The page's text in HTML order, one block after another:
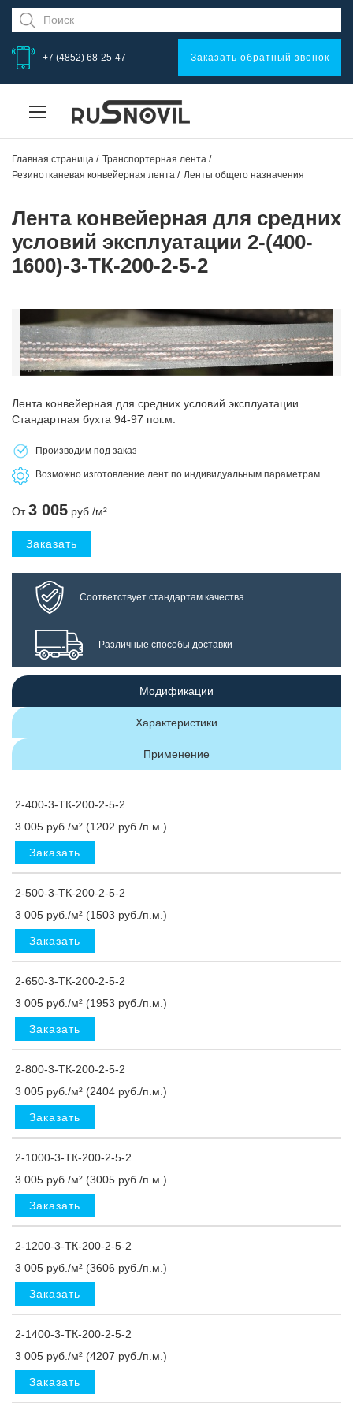
+7 (4852) 68-25-47 Заказать обратный звонок
Главная страница
Транспортерная лента
Резинотканевая конвейерная лента
Ленты общего назначения
Лента конвейерная для средних
условий эксплуатации 2-(400-
1600)-3-ТК-200-2-5-2
Лента конвейерная для средних условий эксплуатации.
Стандартная бухта 94-97 пог.м.
Производим под заказ
Возможно изготовление лент по индивидуальным параметрам
От3 005 руб./м²
Заказать
Соответствует стандартам качества
Различные способы доставки
Модификации
Характеристики
Применение
2-400-3-ТК-200-2-5-2
3 005 руб./м² (1202 руб./п.м.)
Заказать
2-500-3-ТК-200-2-5-2
3 005 руб./м² (1503 руб./п.м.)
Заказать
2-650-3-ТК-200-2-5-2
3 005 руб./м² (1953 руб./п.м.)
Заказать
2-800-3-ТК-200-2-5-2
3 005 руб./м² (2404 руб./п.м.)
Заказать
2-1000-3-ТК-200-2-5-2
3 005 руб./м² (3005 руб./п.м.)
Заказать
2-1200-3-ТК-200-2-5-2
3 005 руб./м² (3606 руб./п.м.)
Заказать
2-1400-3-ТК-200-2-5-2
3 005 руб./м² (4207 руб./п.м.)
Заказать